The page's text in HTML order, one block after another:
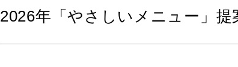
2026年「やさしいメニュー」